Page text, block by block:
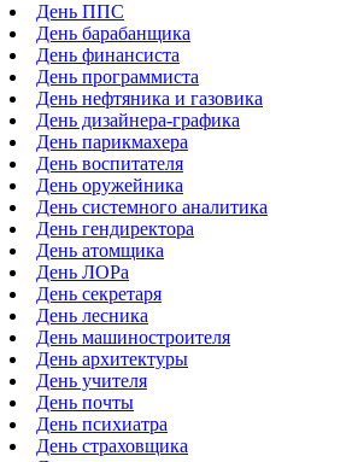
День ППС
День барабанщика
День финансиста
День программиста
День нефтяника и газовика
День дизайнера-графика
День парикмахера
День воспитателя
День оружейника
День системного аналитика
День гендиректора
День атомщика
День ЛОРа
День секретаря
День лесника
День машиностроителя
День архитектуры
День учителя
День почты
День психиатра
День страховщика